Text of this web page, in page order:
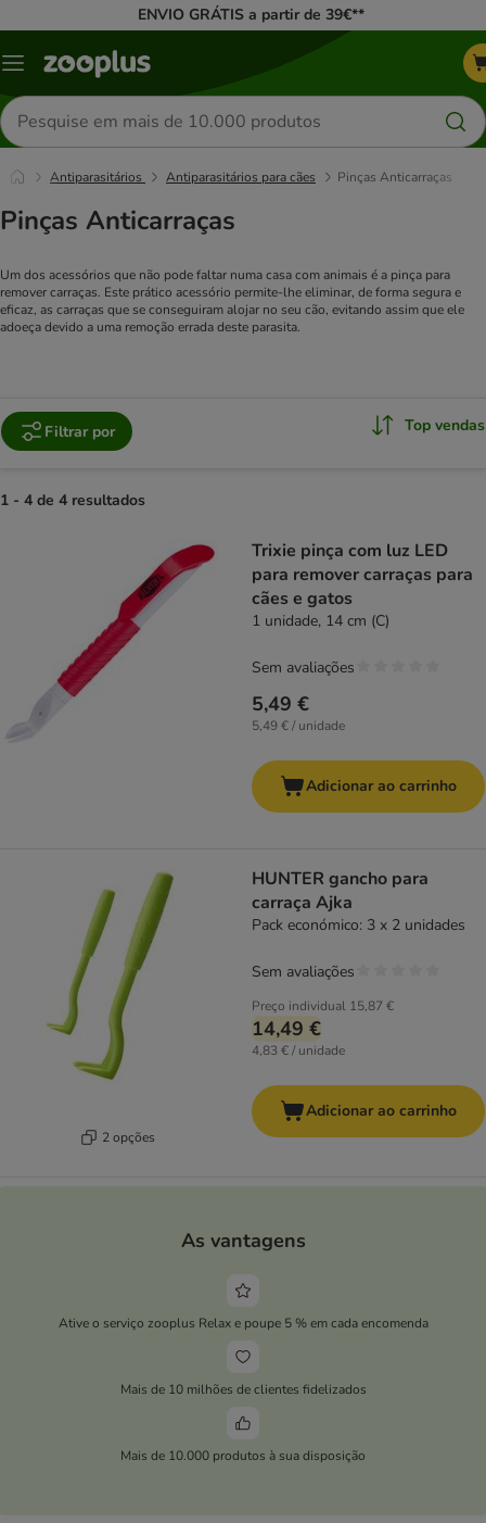
ENVIO GRÁTIS a partir de 39€**
Menu
Pesquisar
produtos
Antiparasitários Antiparasitários para cães Pinças Anticarraças
Pinças Anticarraças
Um dos acessórios que não pode faltar numa casa com animais é a pinça para
remover carraças. Este prático acessório permite-lhe eliminar, de forma segura e
eficaz, as carraças que se conseguiram alojar no seu cão, evitando assim que ele
adoeça devido a uma remoção errada deste parasita.
Filtrar por Top vendas
1 - 4 de 4 resultados
Trixie pinça com luz LED
para remover carraças para
cães e gatos
1 unidade, 14 cm (C)
5,49 €
5,49 € / unidade
Sem avaliações
Adicionar ao carrinho
2 opções
HUNTER gancho para
carraça Ajka
Pack económico: 3 x 2 unidades
Preço individual 15,87 €
14,49 €
4,83 € / unidade
Sem avaliações
Adicionar ao carrinho
As vantagens
Ative o serviço zooplus Relax e poupe 5 % em cada encomenda
Mais de 10 milhões de clientes fidelizados
Mais de 10.000 produtos à sua disposição